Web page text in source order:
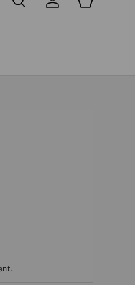
RechercheSe connecter
Panier